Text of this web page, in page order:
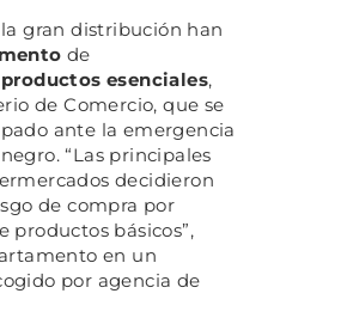
gran distribución han
de
productos esenciales,
de Comercio, que se
ante la emergencia
“Las principales
decidieron
de compra por
productos básicos”,
en un
por agencia de